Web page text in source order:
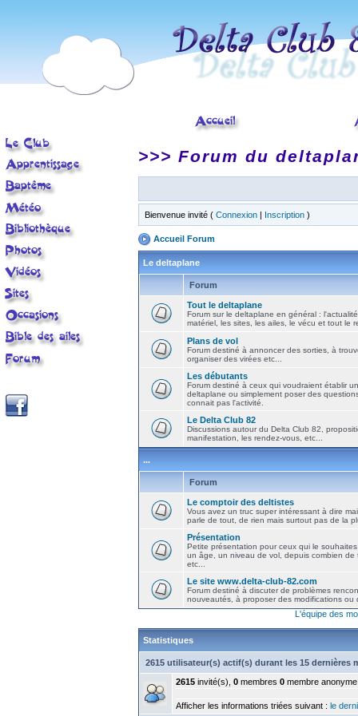
>>> Forum du
Bienvenue invité ( Connexion | Inscription )
Accueil Forum
Le deltaplane
Forum
Tout le deltaplane
Forum sur le deltaplane en général :
matériel, les sites, les ailes, le vécu et tout le
Plans de vol
Forum destiné à annoncer des sorties, à
organiser des virées etc...
Les débutants
Forum destiné à ceux qui voudraient établir
deltaplane ou simplement poser des
connait pas l'activité.
Le Delta Club 82
Discussions autour du Delta Club 82,
manifestation, les rendez-vous, etc...
...
Forum
Le comptoir des deltistes
Vous avez un truc super intéressant à dire
parle de tout, de rien mais surtout pas de la
Présentation
Petite présentation pour ceux qui le
un âge, un niveau de vol, depuis combien de
etc...
Le site www.delta-club-82.com
Forum destiné à discuter de problèmes
nouveautés, à proposer des modifications ou
L'équipe des
Statistiques
2615 utilisateur(s) actif(s) durant les 15 dernières
2615 invité(s), 0 membres 0 membre anonyme
Afficher les informations triées suivant : le